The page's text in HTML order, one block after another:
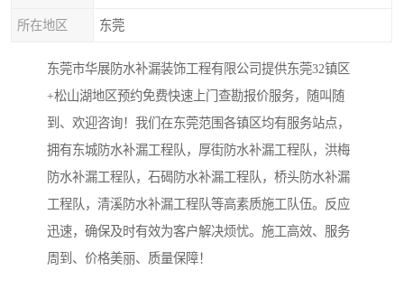
所在地区 东莞
东莞市华展防水补漏装饰工程有限公司提供东莞32镇区
+松山湖地区预约免费快速上门查勘报价服务，随叫随
到、欢迎咨询！我们在东莞范围各镇区均有服务站点，
拥有东城防水补漏工程队，厚街防水补漏工程队，洪梅
防水补漏工程队，石碣防水补漏工程队，桥头防水补漏
工程队，清溪防水补漏工程队等高素质施工队伍。反应
迅速，确保及时有效为客户解决烦忧。施工高效、服务
周到、价格美丽、质量保障！